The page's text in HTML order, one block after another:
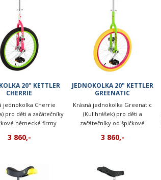
20" KETTLER
CHERRIE
jednokolka Cherrie
pro děti a začátečníky
německé firmy
3 860,-
JEDNOKOLKA 20" KETTLER
GREENATIC
Krásná jednokolka Greenatic
(Kulihrášek) pro děti a
začátečníky od špičkové
nakousnutí!
3 860,-